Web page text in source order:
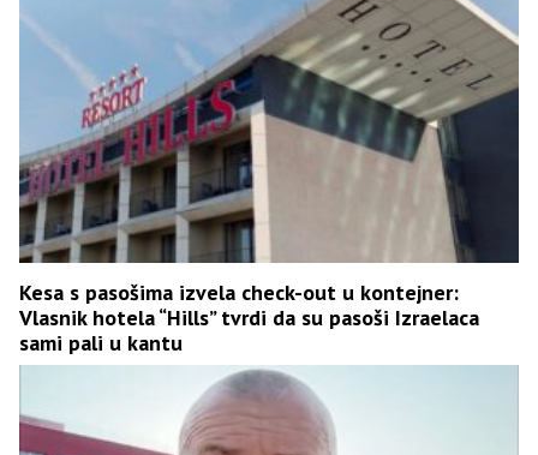
Kesa s pasošima izvela check-out u kontejner:
Vlasnik hotela “Hills” tvrdi da su pasoši Izraelaca
sami pali u kantu